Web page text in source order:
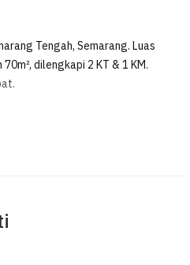
Tengah, Semarang. Luas
dilengkapi 2 KT & 1 KM.
)